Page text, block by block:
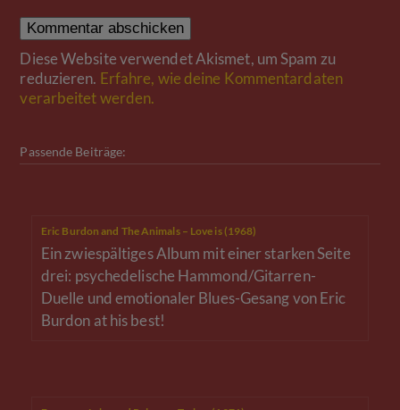
Diese Website verwendet Akismet, um Spam zu
reduzieren. Erfahre, wie deine Kommentardaten
verarbeitet werden.
Passende Beiträge:
Eric Burdon and The Animals – Love is (1968)
Ein zwiespältiges Album mit einer starken Seite
drei: psychedelische Hammond/Gitarren-
Duelle und emotionaler Blues-Gesang von Eric
Burdon at his best!